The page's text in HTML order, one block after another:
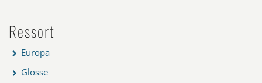
Ressort
Europa
Glosse